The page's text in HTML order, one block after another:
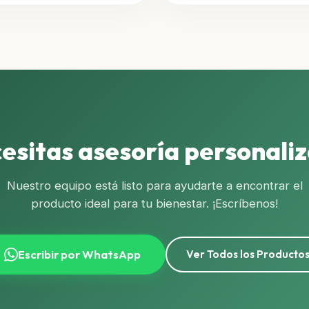
asesoría
Nuestro equipo está listo para ayudarte a encontrar el
producto ideal para tu bienestar. ¡Escríbenos!
Escribir por WhatsApp Ver Todos los Productos